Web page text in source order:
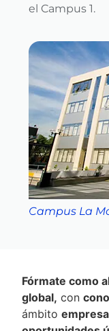
el Campus 1.
Campus La
Fórmate como
global, con
ámbito